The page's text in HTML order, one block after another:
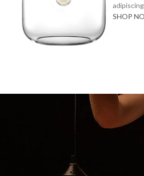
SHOP